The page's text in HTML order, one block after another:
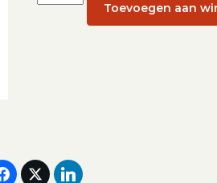
retraite
Toevoegen aan